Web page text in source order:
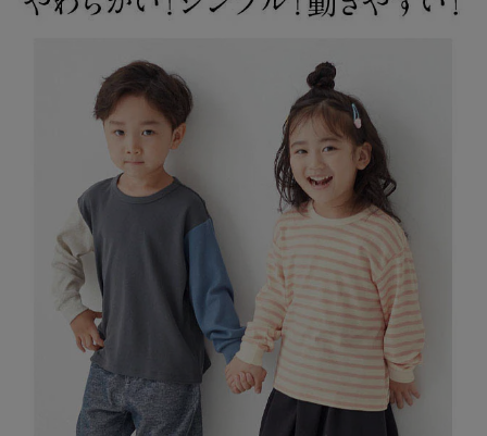
襟もとに配置しました。
◆GITA（ジータ）
安心して着せたいママと、毎日気持ちよく着たいコドモ。みんなの
思いと一人ひとりの成長に寄り添って。
こだわりの機能と豊富なサイズ、デザインバリエーションが魅力の
オリジナルブランド